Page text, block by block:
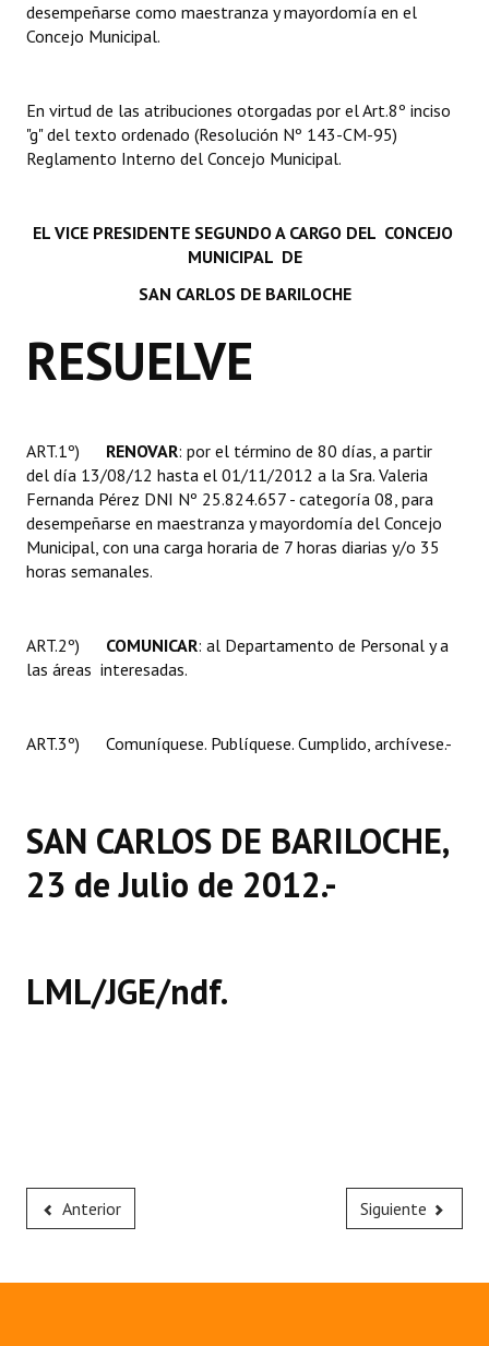
Resoluciones
INSTITUCIONAL
Antiguos Pobladores
Registros y Distinciones
Datos Históricos
Audiencias Públicas - Registro
Periodistas Decanos - Registro
Ciudadano Ilustre - Registro
Banca del Vecino - Registro
Antiguos Pobladores - Registro
Bariloche, Municipio intercultural
REFORMA DE LA CARTA ORGÁNICA
desempeñarse como maestranza y mayordomía en el
Concejo Municipal.
En virtud de las atribuciones otorgadas por el Art.8º inciso
"g" del texto ordenado (Resolución Nº 143-CM-95)
Reglamento Interno del Concejo Municipal.
EL VICE PRESIDENTE SEGUNDO A CARGO DEL CONCEJO
MUNICIPAL DE
SAN CARLOS DE BARILOCHE
RESUELVE
ART.1º) RENOVAR: por el término de 80 días, a partir
del día 13/08/12 hasta el 01/11/2012 a la Sra. Valeria
Fernanda Pérez DNI Nº 25.824.657 - categoría 08, para
desempeñarse en maestranza y mayordomía del Concejo
Municipal, con una carga horaria de 7 horas diarias y/o 35
horas semanales.
ART.2º) COMUNICAR: al Departamento de Personal y a
las áreas interesadas.
ART.3º) Comuníquese. Publíquese. Cumplido, archívese.-
SAN CARLOS DE BARILOCHE,
23 de Julio de 2012.-
LML/JGE/ndf.
Anterior Siguiente